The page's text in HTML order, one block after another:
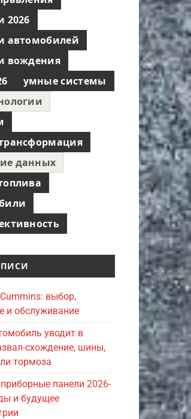
2026
автомобилей
вождения
умные системы
данных
выбор,
и обслуживание
уводит в
схождение, шины,
тормоза
панели 2026-
и будущее